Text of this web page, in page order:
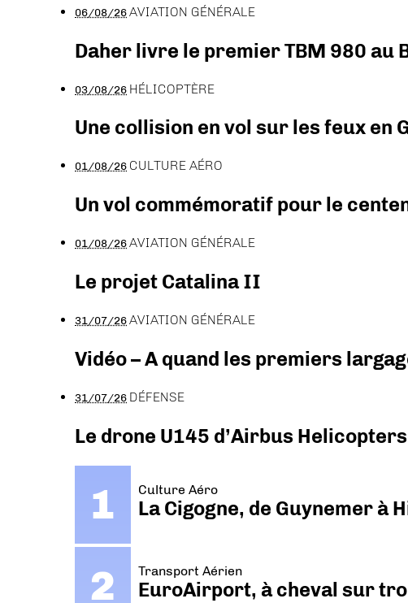
06/08/26AVIATION GÉNÉRALE
Daher livre le premier TBM 980 au
03/08/26 HÉLICOPTÈRE
Une collision en vol sur les feux en
01/08/26 CULTURE AÉRO
Un vol commémoratif pour le
01/08/26AVIATION GÉNÉRALE
Le projet Catalina II
31/07/26AVIATION GÉNÉRALE
Vidéo – A quand les premiers
31/07/26 DÉFENSE
Le drone U145 d’Airbus
Culture Aéro
La Cigogne, de Guynemer à
Transport Aérien
EuroAirport, à cheval sur